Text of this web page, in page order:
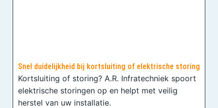
Snel duidelijkheid bij kortsluiting of elektrische storing
Kortsluiting of storing? A.R. Infratechniek spoort
elektrische storingen op en helpt met veilig
herstel van uw installatie.